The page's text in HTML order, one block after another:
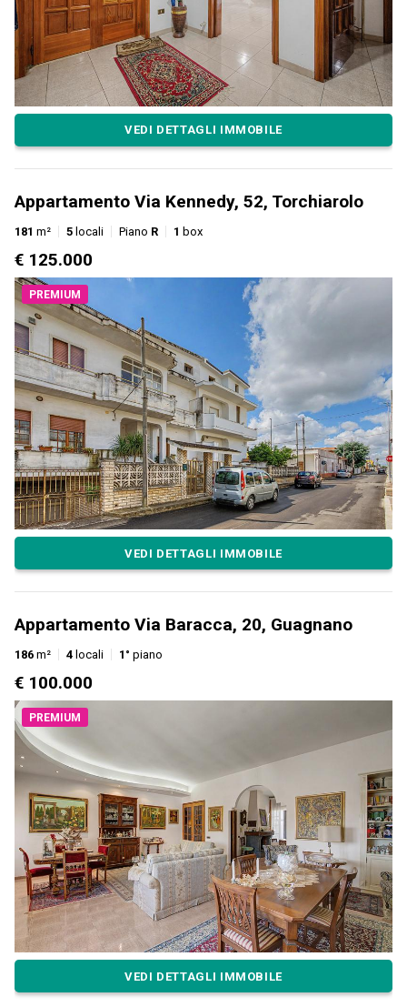
VEDI DETTAGLI IMMOBILE
Appartamento Via Kennedy, 52, Torchiarolo
181 m² 5 locali Piano R 1 box
€ 125.000
PREMIUM
VEDI DETTAGLI IMMOBILE
Appartamento Via Baracca, 20, Guagnano
186 m² 4 locali 1° piano
€ 100.000
PREMIUM
VEDI DETTAGLI IMMOBILE